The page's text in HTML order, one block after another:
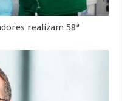
realizam 58ª